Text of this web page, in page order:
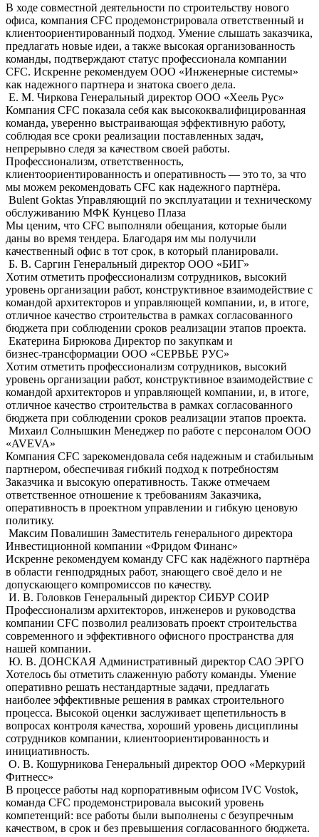
В ходе совместной деятельности по строительству нового
офиса, компания CFC продемонстрировала ответственный и
клиентоориентированный подход. Умение слышать заказчика,
предлагать новые идеи, а также высокая организованность
команды, подтверждают статус профессионала компании
CFC. Искренне рекомендуем ООО «Инженерные системы»
как надежного партнера и знатока своего дела.
Е. М. Чиркова Генеральный директор ООО «Хеель Рус»
Компания CFC показала себя как высококвалифицированная
команда, уверенно выстраивающая эффективную работу,
соблюдая все сроки реализации поставленных задач,
непрерывно следя за качеством своей работы.
Профессионализм, ответственность,
клиентоориентированность и оперативность — это то, за что
мы можем рекомендовать CFC как надежного партнёра.
Bulent Goktas Управляющий по эксплуатации и техническому
обслуживанию МФК Кунцево Плаза
Мы ценим, что CFC выполняли обещания, которые были
даны во время тендера. Благодаря им мы получили
качественный офис в тот срок, в который планировали.
Б. В. Саргин Генеральный директор OOO «БИГ»
Хотим отметить профессионализм сотрудников, высокий
уровень организации работ, конструктивное взаимодействие с
командой архитекторов и управляющей компании, и, в итоге,
отличное качество строительства в рамках согласованного
бюджета при соблюдении сроков реализации этапов проекта.
Екатерина Бирюкова Директор по закупкам и
бизнес-трансформации ООО «СЕРВЬЕ РУС»
Хотим отметить профессионализм сотрудников, высокий
уровень организации работ, конструктивное взаимодействие с
командой архитекторов и управляющей компании, и, в итоге,
отличное качество строительства в рамках согласованного
бюджета при соблюдении сроков реализации этапов проекта.
Михаил Солнышкин Менеджер по работе с персоналом ООО
«AVEVA»
Компания CFC зарекомендовала себя надежным и стабильным
партнером, обеспечивая гибкий подход к потребностям
Заказчика и высокую оперативность. Также отмечаем
ответственное отношение к требованиям Заказчика,
оперативность в проектном управлении и гибкую ценовую
политику.
Максим Повалишин Заместитель генерального директора
Инвестиционной компании «Фридом Финанс»
Искренне рекомендуем команду CFC как надёжного партнёра
в области генподрядных работ, знающего своё дело и не
допускающего компромиссов по качеству.
И. В. Головков Генеральный директор СИБУР СОИР
Профессионализм архитекторов, инженеров и руководства
компании CFC позволил реализовать проект строительства
современного и эффективного офисного пространства для
нашей компании.
Ю. В. ДОНСКАЯ Административный директор САО ЭРГО
Хотелось бы отметить слaженную работу команды. Умение
оперативно решать нестандартные задачи, предлагать
наиболее эффективные решения в рамках строительного
процесса. Высокой оценки заслуживает щепетильность в
вопросах контроля качества, хороший уровень дисциплины
сотрудников компании, клиентоориентированность и
инициативность.
О. В. Кошурникова Генеральный директор ООО «Меркурий
Фитнесс»
В процессе работы над корпоративным офисом IVC Vostok,
команда СFС продемонстрировала высокий уровень
компетенций: все работы были выполнены с безупречным
качеством, в срок и без превышения согласованного бюджета.